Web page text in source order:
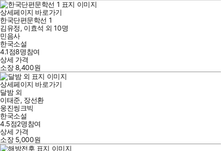
상세페이지 바로가기
한국단편문학선 1
김유정, 이효석 외10명
민음사
한국소설
4.1점8명참여
상세 가격
소장 8,400원
상세페이지 바로가기
달밤 외
이태준, 장선환
웅진씽크빅
한국소설
4.5점2명참여
상세 가격
소장 5,000원